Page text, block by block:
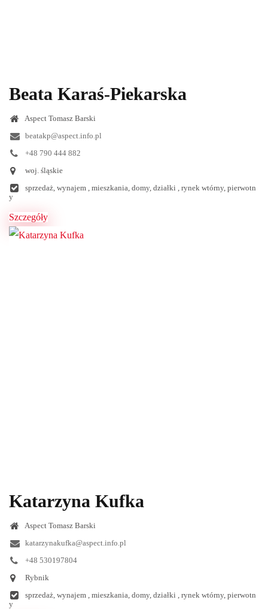
Beata Karaś-Piekarska
Aspect Tomasz Barski
beatakp@aspect.info.pl
+48 790 444 882
woj. śląskie
sprzedaż, wynajem , mieszkania, domy, działki , rynek wtórny, pierwotn
y
Szczegóły
Katarzyna Kufka
Aspect Tomasz Barski
katarzynakufka@aspect.info.pl
+48 530197804
Rybnik
sprzedaż, wynajem , mieszkania, domy, działki , rynek wtórny, pierwotn
y